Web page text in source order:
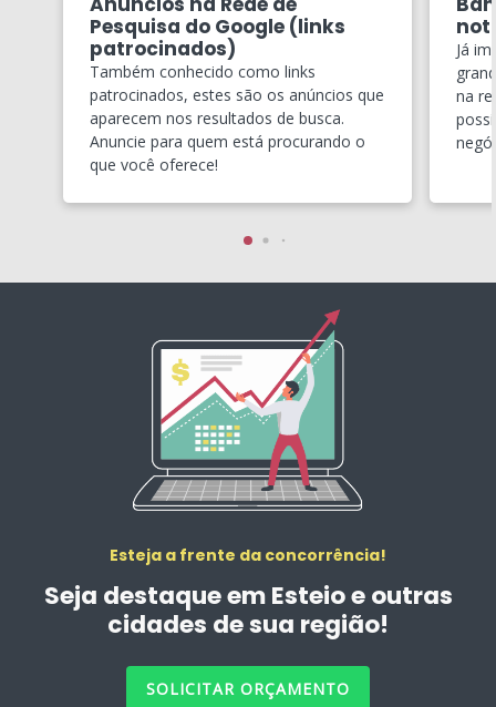
Pesquisa do Google (links
patrocinados)
Também conhecido como links
patrocinados, estes são os anúncios que
aparecem nos resultados de busca.
Anuncie para quem está procurando o
que você oferece!
Já
na
Esteja a frente da concorrência!
Seja destaque em Esteio e outras
cidades de sua região!
SOLICITAR ORÇAMENTO